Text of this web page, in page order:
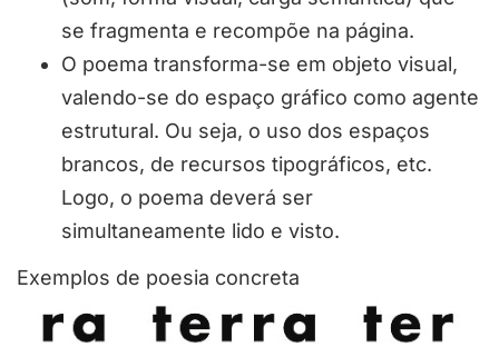
se fragmenta e recompõe na página.
O poema transforma-se em objeto visual,
valendo-se do espaço gráfico como agente
estrutural. Ou seja, o uso dos espaços
brancos, de recursos tipográficos, etc.
Logo, o poema deverá ser
simultaneamente lido e visto.
Exemplos de poesia concreta